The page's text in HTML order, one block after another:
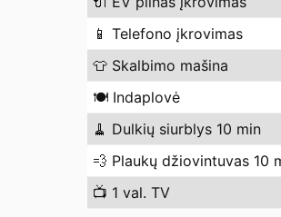
📱 Telefono įkrovimas
👕 Skalbimo mašina
🍽️ Indaplovė
🧹 Dulkių siurblys 10 min
💨 Plaukų džiovintuvas 10
📺 1 val. TV